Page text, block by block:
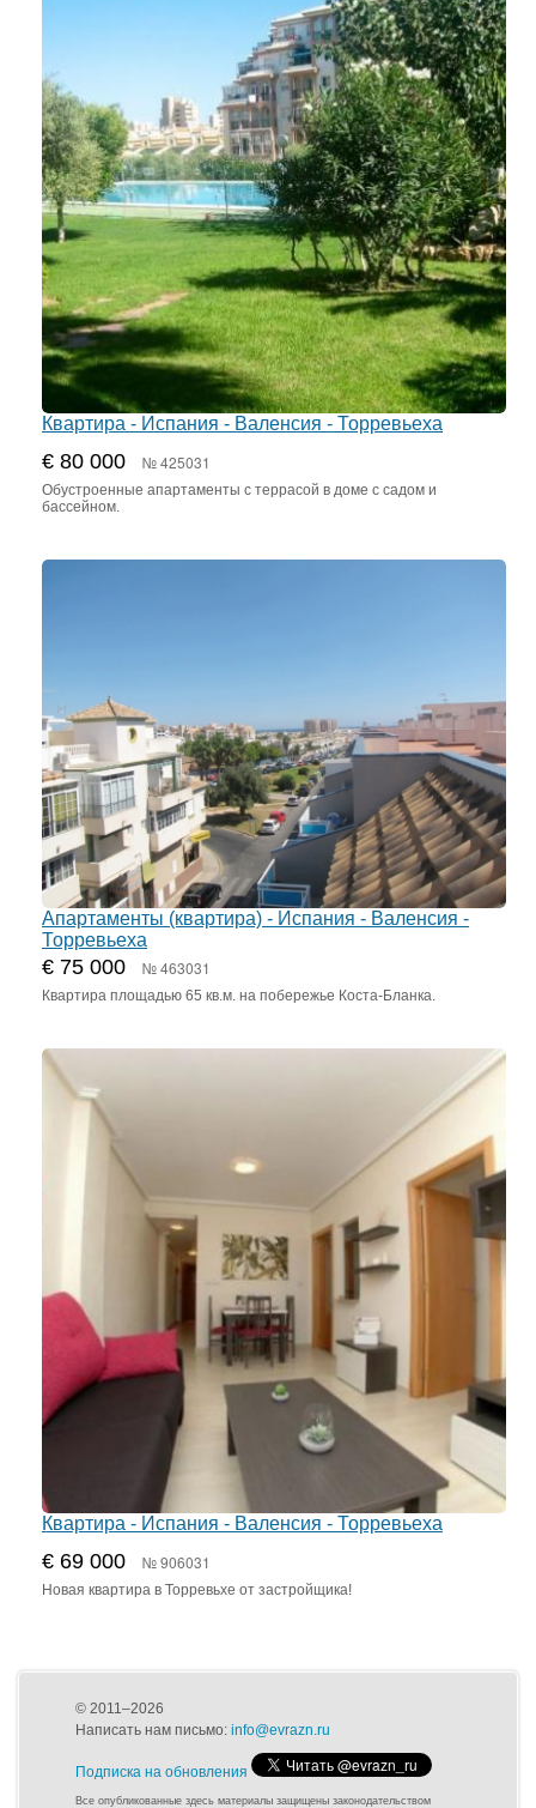
Квартира - Испания - Валенсия - Торревьеха
€ 80 000 № 425031
Обустроенные апартаменты с террасой в доме с садом и
бассейном.
Апартаменты (квартира) - Испания - Валенсия -
Торревьеха
€ 75 000 № 463031
Квартира площадью 65 кв.м. на побережье Коста-Бланка.
Квартира - Испания - Валенсия - Торревьеха
€ 69 000 № 906031
Новая квартира в Торревьхе от застройщика!
© 2011–2026
Написать нам письмо: info@evrazn.ru
Подписка на обновления
Все опубликованные здесь материалы защищены законодательством